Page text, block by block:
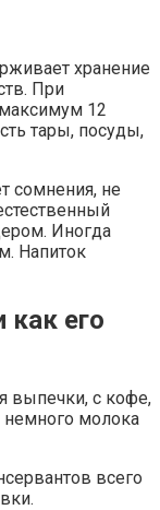
хранение
При
12
тары, посуды,
сомнения, не
Иногда
Напиток
как его
выпечки, с кофе,
немного молока
всего